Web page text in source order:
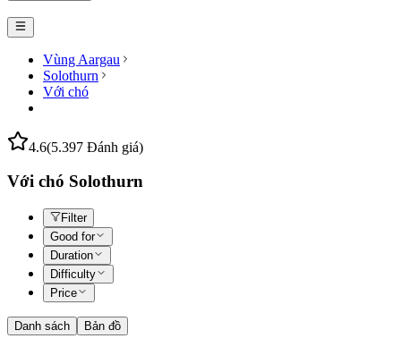
Vùng Aargau
Solothurn
Với chó
4.6(5.397 Đánh giá)
Với chó Solothurn
Filter
Good for
Duration
Difficulty
Price
Danh sách Bản đồ